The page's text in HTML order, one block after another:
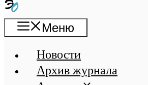
Меню
Новости
Архив журнала